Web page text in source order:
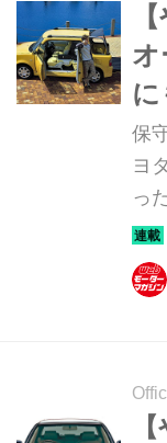
オ
れ
保
ヨ
っ
ら
な
を